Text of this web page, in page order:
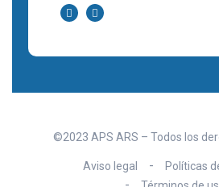
©2023 APS ARS – Todos los
Aviso legal
Políticas